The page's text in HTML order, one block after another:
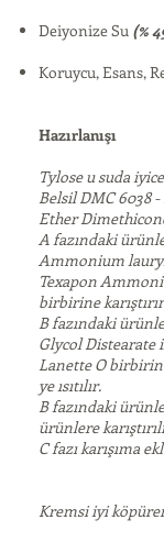
Deiyonize Su (%
Koruycu, Esans,
Hazırlanışı
Tylose u suda iyice
Belsil DMC 6038
Ether
A fazındaki
Ammonium
Texapon
birbirine
B fazındaki
Glycol Distearate
Lanette O
ye ısıtılır.
B fazındaki
ürünlere
C fazı karışıma
Kremsi iyi